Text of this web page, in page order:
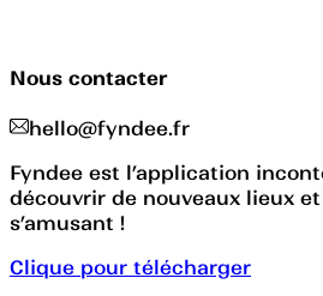
Nous contacter
hello@fyndee.fr
Fyndee est l’application
découvrir de nouveaux lieux
s’amusant !
Clique pour télécharger